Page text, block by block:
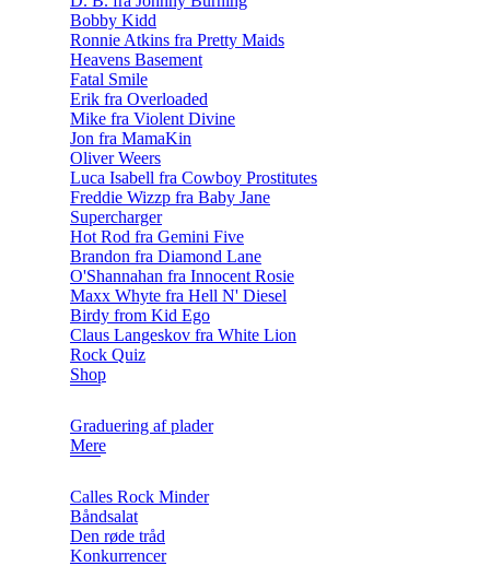
Bobby Kidd
Ronnie Atkins fra Pretty Maids
Heavens Basement
Fatal Smile
Erik fra Overloaded
Mike fra Violent Divine
Jon fra MamaKin
Oliver Weers
Luca Isabell fra Cowboy Prostitutes
Freddie Wizzp fra Baby Jane
Supercharger
Hot Rod fra Gemini Five
Brandon fra Diamond Lane
O'Shannahan fra Innocent Rosie
Maxx Whyte fra Hell N' Diesel
Birdy from Kid Ego
Claus Langeskov fra White Lion
Rock Quiz
Shop
Graduering af plader
Mere
Calles Rock Minder
Båndsalat
Den røde tråd
Konkurrencer